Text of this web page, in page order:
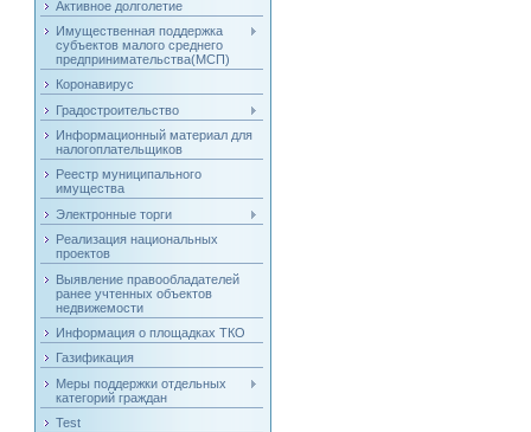
Активное долголетие
Имущественная поддержка
субъектов малого среднего
предпринимательства(МСП)
Коронавирус
Градостроительство
Информационный материал для
налогоплательщиков
Реестр муниципального
имущества
Электронные торги
Реализация национальных
проектов
Выявление правообладателей
ранее учтенных объектов
недвижемости
Информация о площадках ТКО
Газификация
Меры поддержки отдельных
категорий граждан
Test